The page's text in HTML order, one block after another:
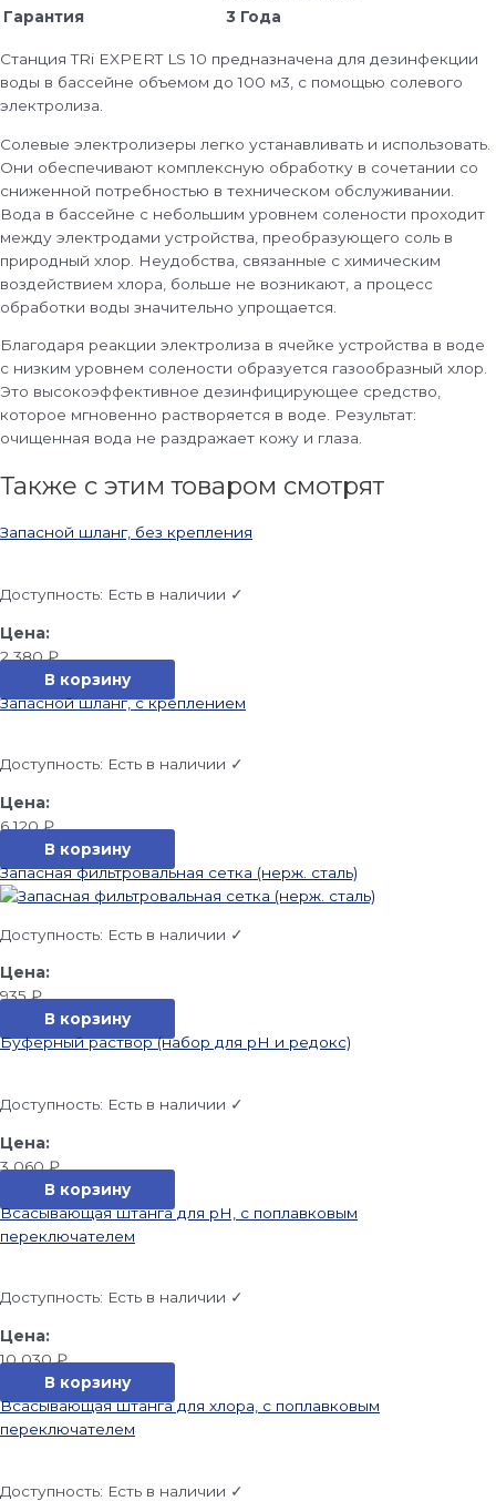
Гарантия
3 Года
Станция TRi EXPERT LS 10 предназначена для дезинфекции
воды в бассейне объемом до 100 м3, с помощью солевого
электролиза.
Солевые электролизеры легко устанавливать и использовать.
Они обеспечивают комплексную обработку в сочетании со
сниженной потребностью в техническом обслуживании.
Вода в бассейне с небольшим уровнем солености проходит
между электродами устройства, преобразующего соль в
природный хлор. Неудобства, связанные с химическим
воздействием хлора, больше не возникают, а процесс
обработки воды значительно упрощается.
Благодаря реакции электролиза в ячейке устройства в воде
с низким уровнем солености образуется газообразный хлор.
Это высокоэффективное дезинфицирующее средство,
которое мгновенно растворяется в воде. Результат:
очищенная вода не раздражает кожу и глаза.
Также с этим товаром смотрят
Запасной шланг, без крепления
Доступность: Есть в наличии ✓
2 380₽
В корзину
Запасной шланг, с креплением
Доступность: Есть в наличии ✓
6 120₽
В корзину
Запасная фильтровальная сетка (нерж. сталь)
Доступность: Есть в наличии ✓
935₽
В корзину
Буферный раствор (набор для pH и редокс)
Доступность: Есть в наличии ✓
3 060₽
В корзину
Всасывающая штанга для pH, с поплавковым
переключателем
Доступность: Есть в наличии ✓
10 030₽
В корзину
Всасывающая штанга для хлора, с поплавковым
переключателем
Доступность: Есть в наличии ✓